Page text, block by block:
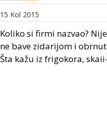
15 Kol 2015
Koliko si firmi nazvao?
ne bave zidarijom i
Šta kažu iz frigokora,